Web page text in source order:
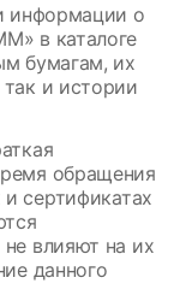
информации о
в каталоге
бумагам, их
и истории
обращения
и сертификатах
влияют на их
данного